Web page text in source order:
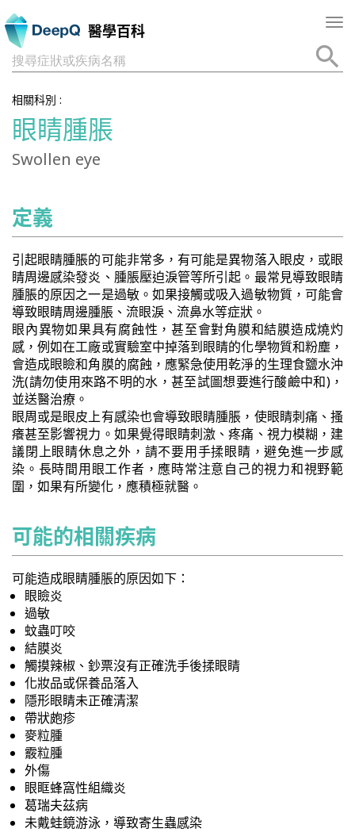
醫學百科
搜尋症狀或疾病名稱
相關科別 :
眼睛腫脹
Swollen eye
定義
引起眼睛腫脹的可能非常多，有可能是異物落入眼皮，或眼
睛周邊感染發炎、腫脹壓迫淚管等所引起。最常見導致眼睛
腫脹的原因之一是過敏。如果接觸或吸入過敏物質，可能會
導致眼睛周邊腫脹、流眼淚、流鼻水等症狀。
眼內異物如果具有腐蝕性，甚至會對角膜和結膜造成燒灼
感，例如在工廠或實驗室中掉落到眼睛的化學物質和粉塵，
會造成眼瞼和角膜的腐蝕，應緊急使用乾淨的生理食鹽水沖
洗(請勿使用來路不明的水，甚至試圖想要進行酸鹼中和)，
並送醫治療。
眼周或是眼皮上有感染也會導致眼睛腫脹，使眼睛刺痛、搔
癢甚至影響視力。如果覺得眼睛刺激、疼痛、視力模糊，建
議閉上眼睛休息之外，請不要用手揉眼睛，避免進一步感
染。長時間用眼工作者，應時常注意自己的視力和視野範
圍，如果有所變化，應積極就醫。
可能的相關疾病
可能造成眼睛腫脹的原因如下：
眼瞼炎
過敏
蚊蟲叮咬
結膜炎
觸摸辣椒、鈔票沒有正確洗手後揉眼睛
化妝品或保養品落入
隱形眼睛未正確清潔
帶狀皰疹
麥粒腫
霰粒腫
外傷
眼眶蜂窩性組織炎
葛瑞夫茲病
未戴蛙鏡游泳，導致寄生蟲感染